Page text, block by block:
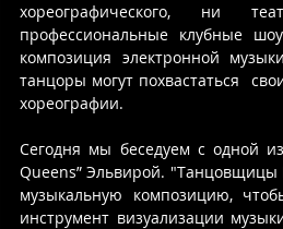
хореографического, ни
профессиональные клубные
композиция электронной
танцоры могут похвастаться
хореографии.
Сегодня мы беседуем с одной
Queens” Эльвирой. "Танцовщицы
музыкальную композицию,
инструмент визуализации